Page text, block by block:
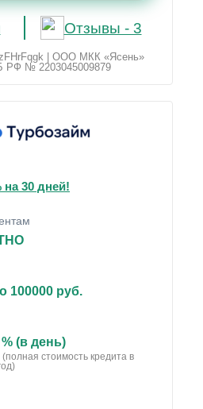
Отзывы - 3
| ООО МКК «Ясень»
РФ № 2203045009879
на 30 дней!
100000 руб.
(в день)
стоимость кредита в